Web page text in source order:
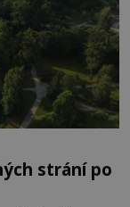
strání po